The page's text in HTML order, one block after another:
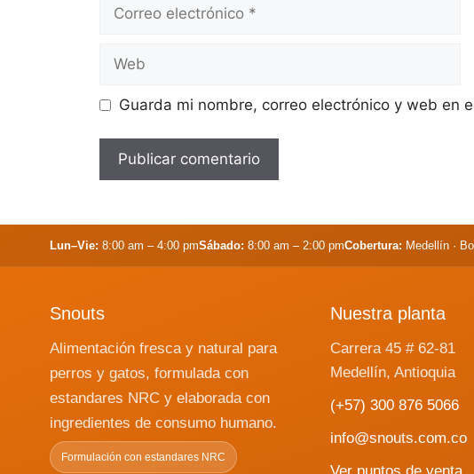
electrónico
Guarda mi nombre, correo electrónico y web en
Lun–Vie: 8:00 am – 4:00 pmSábado: 8:00 am – 2:00 pmCobertura: Medellín ·
Snouts
Alimentación fresca y natural para
perros y gatos, formulada con
estandares NRC y elaborada con
ingredientes de consumo humano.
Formulación con estandares NRC
Nuestra planta
Carrera 45 # 62-81
Medellín, Antioquia
(+57) 300 876 5066
info@snouts.com.co